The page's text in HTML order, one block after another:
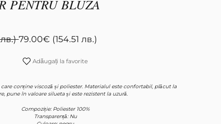
PENTRU BLUZA
79.00€ (154.51 лв.)
Adăugați la favorite
conține viscoză și poliester. Materialul este confortabil, plăcut la
pune în valoare silueta și este rezistent la uzură.
Compoziție: Poliester 100%
Transparență: Nu